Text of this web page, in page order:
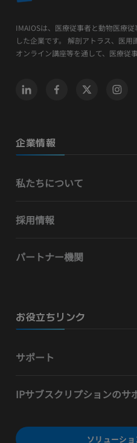
IMAIOSは、医療従事者と動物医療
した企業です。 解剖アトラス、医用
オンライン講座等を通して、医療従
企業情報
私たちについて
採用情報
パートナー機関
お役立ちリンク
サポート
IPサブスクリプションのサ
ソリューシ